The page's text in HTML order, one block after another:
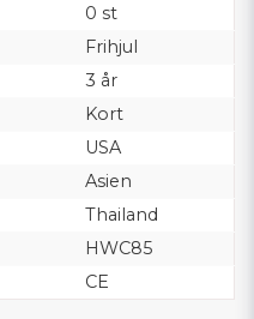
0 st
Frihjul
3 år
Kort
USA
Asien
Thailand
HWC85
CE